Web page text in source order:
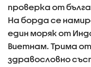
проверка от
На борда се
един моряк от
Виетнам. Трима
здравословно